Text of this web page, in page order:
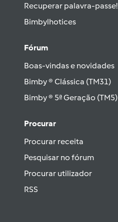
Recuperar palavra-passe!
Bimbylhotices
Fórum
Boas-vindas e novidades
Bimby ® Clássica (TM31)
Bimby ® 5ª Geração (TM5)
Procurar
Procurar receita
Pesquisar no fórum
Procurar utilizador
RSS